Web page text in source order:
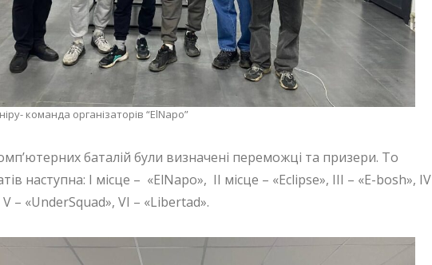
команда організаторів “ElNapo”
баталій були визначені переможці та призери. То
наступна: І місце – «ElNapo», ІІ місце – «Eclipse», ІІІ – «E-bosh», ІV
– «UnderSquad», VІ – «Libertad».